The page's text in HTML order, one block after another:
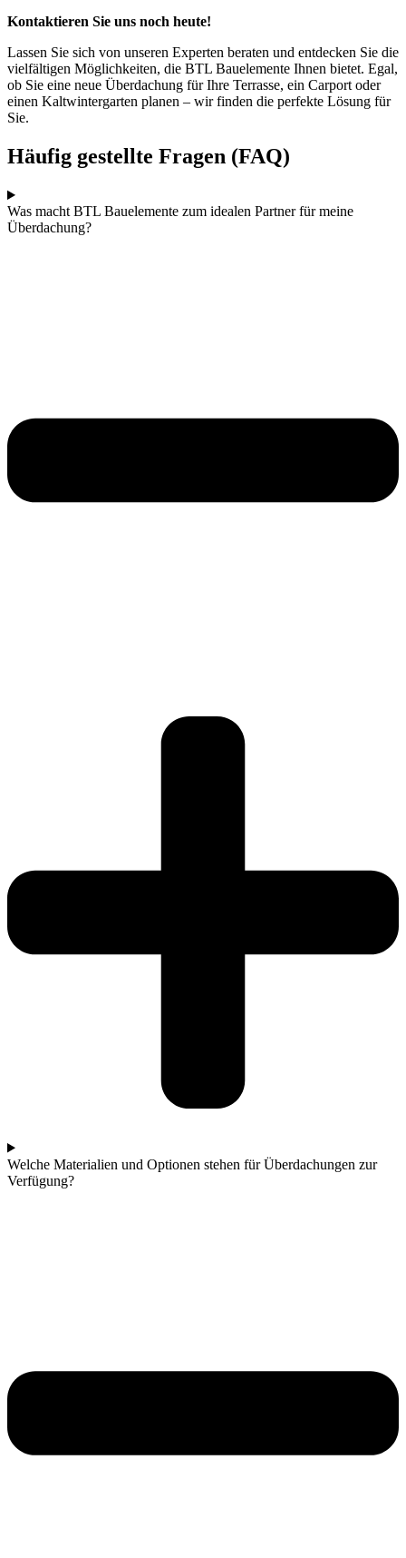
Kontaktieren Sie uns noch heute!
Lassen Sie sich von unseren Experten beraten und entdecken Sie die
vielfältigen Möglichkeiten, die BTL Bauelemente Ihnen bietet. Egal,
ob Sie eine neue Überdachung für Ihre Terrasse, ein Carport oder
einen Kaltwintergarten planen – wir finden die perfekte Lösung für
Sie.
Häufig gestellte Fragen (FAQ)
Was macht BTL Bauelemente zum idealen Partner für meine
Überdachung?
Welche Materialien und Optionen stehen für Überdachungen zur
Verfügung?